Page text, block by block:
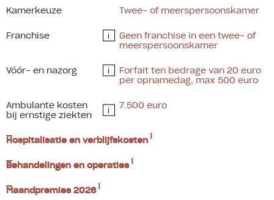
Kamerkeuze
Twee- of meerspersoonskamer
Franchise
i Geen franchise in een twee- of
meerspersoonskamer
Vóór- en nazorg
i Forfait ten bedrage van 20 euro
per opnamedag, max 500 euro
Ambulante kosten
bij ernstige ziekten i 7.500 euro
Hospitalisatie en verblijfskosten
Behandelingen en operaties
Maandpremies 2026